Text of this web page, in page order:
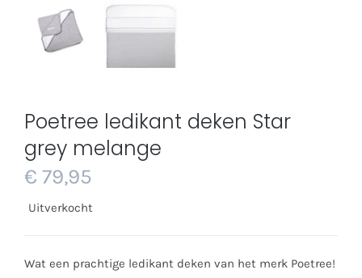
Poetree ledikant deken Star
grey melange
€ 79,95
Uitverkocht
Wat een prachtige ledikant deken van het merk Poetree!